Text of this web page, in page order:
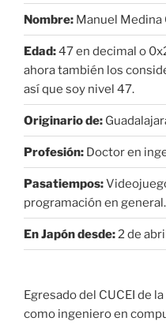
Nombre: Manuel Medina
Edad:47 en decimal o
ahora también los
así que soy nivel 47.
Originario de:
Profesión: Doctor en
Pasatiempos:
programación en general.
En Japón desde:2 de
Egresado del CUCEI de
como ingeniero en